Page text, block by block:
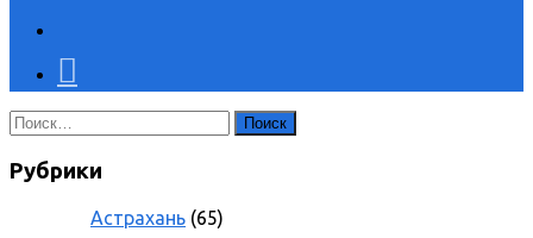
Найти:
Рубрики
Астрахань (65)